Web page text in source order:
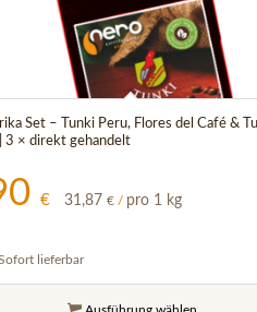
Set – Tunki Peru, Flores del Café &
3 × direkt gehandelt
€ 31,87€ / pro 1 kg
lieferbar